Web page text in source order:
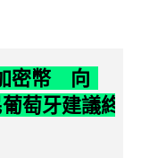
密幣 向
萄牙建議終